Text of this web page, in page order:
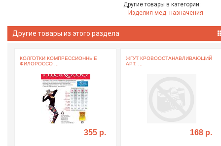
Другие товары в категории:
Изделия мед. назначения
Другие товары из этого раздела
КОЛГОТКИ КОМПРЕССИОННЫЕ
ФИЛОРОССО ...
355 р.
ЖГУТ КРОВООСТАНАВЛИВАЮЩИЙ
АРТ. ...
168 р.